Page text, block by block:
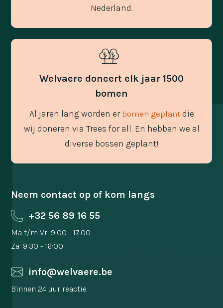
Nederland.
Welvaere doneert elk jaar 1500
bomen
Al jaren lang worden er bomen geplantdie
wij doneren via Trees for all. En hebben we al
diverse bossen geplant!
Neem contact op of kom langs
+32 56 89 16 55
Ma t/m Vr: 9:00 - 17:00
Za: 9:30 - 16:00
info@welvaere.be
Binnen 24 uur reactie